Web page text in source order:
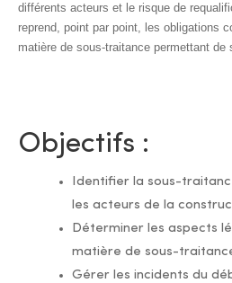
différents acteurs et le risque de
reprend, point par point, les obligations
matière de sous-traitance permettant de
Objectifs :
Identifier la sous-
les acteurs de la
Déterminer les aspects
matière de sous-
Gérer les incidents du